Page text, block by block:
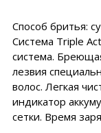
Способ бритья:
Система Triple
система.
лезвия
волос. Легкая
индикатор
сетки. Время